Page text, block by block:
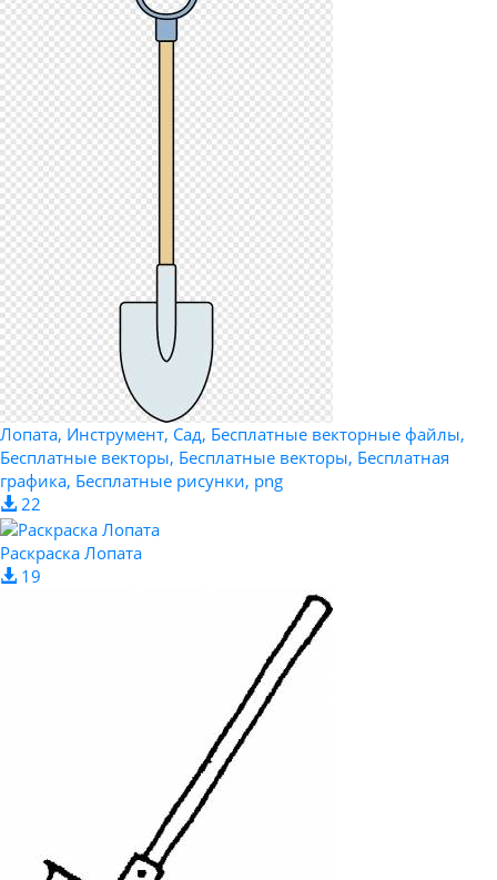
Лопата, Инструмент, Сад, Бесплатные векторные файлы,
Бесплатные векторы, Бесплатные векторы, Бесплатная
графика, Бесплатные рисунки, png
22
Раскраска Лопата
19